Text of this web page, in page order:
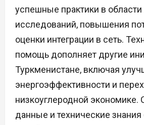
успешные практики в
исследований, повышения
оценки интеграции в сеть.
помощь дополняет другие
Туркменистане, включая
энергоэффективности и
низкоуглеродной экономике.
данные и технические знания